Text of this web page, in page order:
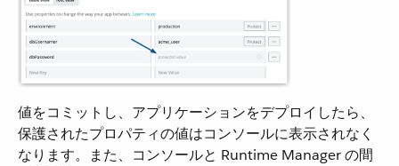
値をコミットし、アプリケーションをデプロイしたら、
保護されたプロパティの値はコンソールに表示されなく
なります。また、コンソールと Runtime Manager の間